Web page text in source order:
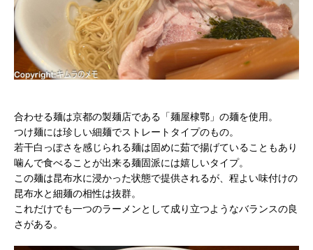
合わせる麺は京都の製麺店である「麺屋棣鄂」の麺を使用。
つけ麺には珍しい細麺でストレートタイプのもの。
若干白っぽさを感じられる麺は固めに茹で揚げていることもあり
噛んで食べることが出来る麺固派には嬉しいタイプ。
この麺は昆布水に浸かった状態で提供されるが、程よい味付けの
昆布水と細麺の相性は抜群。
これだけでも一つのラーメンとして成り立つようなバランスの良
さがある。